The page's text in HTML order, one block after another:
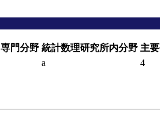
専門分野 統計数理研究所内分野 主
a 4